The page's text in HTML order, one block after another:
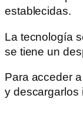
establecidas.
La tecnología
se tiene un
Para acceder
y descargarlos